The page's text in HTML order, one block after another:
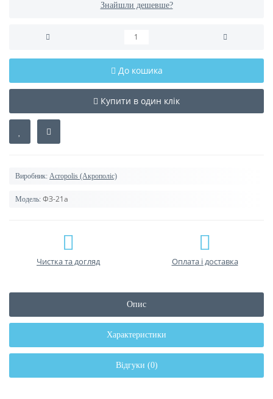
Знайшли дешевше?
До кошика
Купити в один клік
Виробник: Acropolis (Акрополіс)
Модель: ФЗ-21а
Чистка та догляд Оплата і доставка
Опис
Характеристики
Відгуки (0)